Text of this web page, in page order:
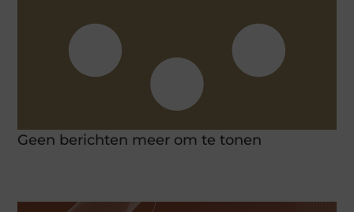
Geen berichten meer om te tonen